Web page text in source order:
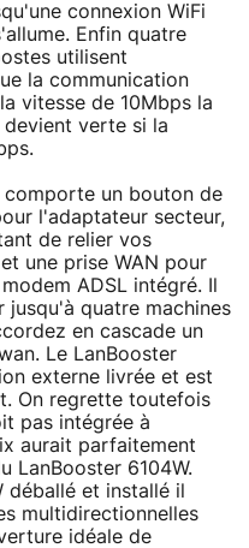
connexion WiFi
Enfin quatre
utilisent
la communication
vitesse de 10Mbps la
verte si la
comporte un bouton de
l'adaptateur secteur,
de relier vos
une prise WAN pour
ADSL intégré. Il
jusqu'à quatre machines
en cascade un
Le LanBooster
externe livrée et est
On regrette toutefois
pas intégrée à
aurait parfaitement
LanBooster 6104W.
déballé et installé il
multidirectionnelles
idéale de